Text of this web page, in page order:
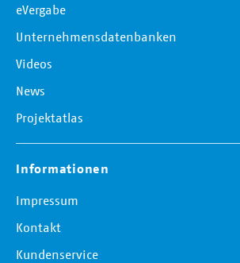
eVergabe
Unternehmensdatenbanken
Videos
News
Projektatlas
Informationen
Impressum
Kontakt
Kundenservice